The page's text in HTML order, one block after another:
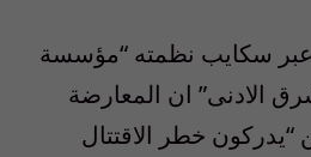
سكايب نظمته “مؤسسة
الادنى” ان المعارضة
“يدركون خطر الاقتتال